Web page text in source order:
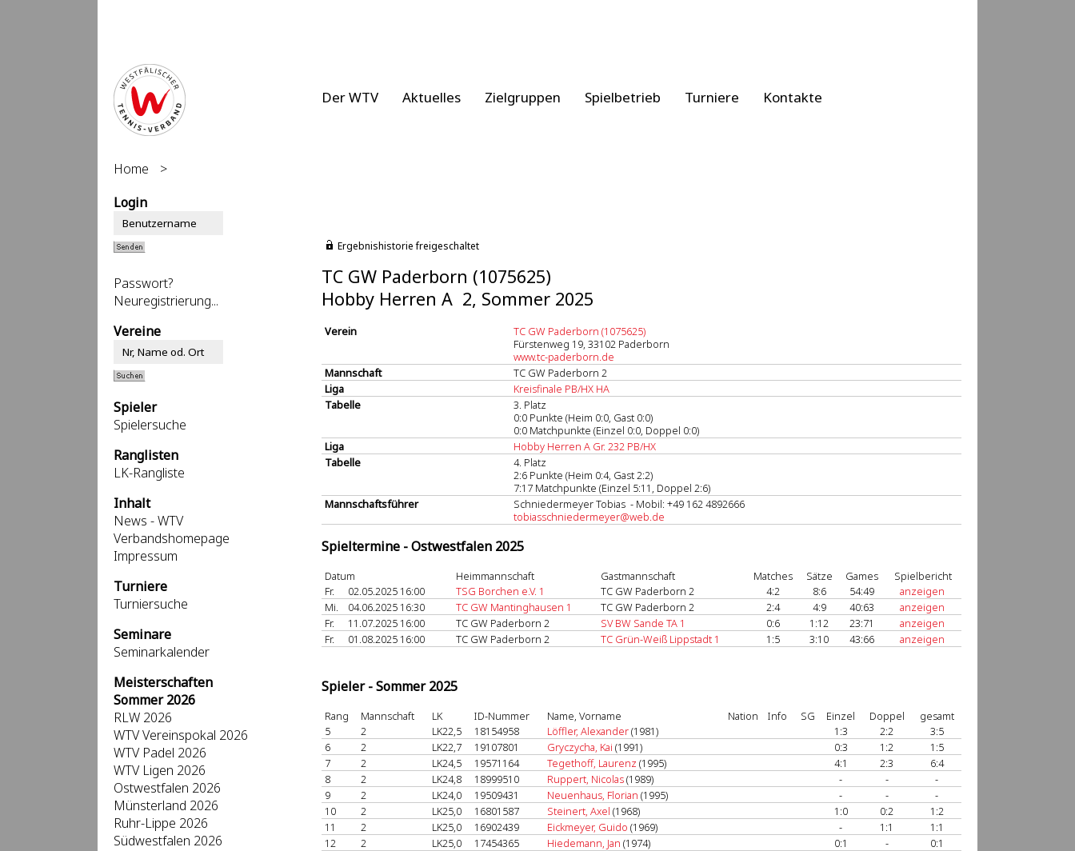
Der WTV Aktuelles Zielgruppen Spielbetrieb Turniere Kontakte
Home
>
Login
Passwort?
Neuregistrierung...
Vereine
Spieler
Spielersuche
Ranglisten
LK-Rangliste
Inhalt
News - WTV
Verbandshomepage
Impressum
Turniere
Turniersuche
Seminare
Seminarkalender
Meisterschaften
Sommer 2026
RLW 2026
WTV Vereinspokal 2026
WTV Padel 2026
WTV Ligen 2026
Ostwestfalen 2026
Münsterland 2026
Ruhr-Lippe 2026
Südwestfalen 2026
Ergebnishistorie freigeschaltet
TC GW Paderborn (1075625)
Hobby Herren A 2, Sommer 2025
Verein
TC GW Paderborn (1075625)
Fürstenweg 19, 33102 Paderborn
www.tc-paderborn.de
Mannschaft
TC GW Paderborn 2
Liga
Kreisfinale PB/HX HA
Tabelle
3. Platz
0:0 Punkte (Heim 0:0, Gast 0:0)
0:0 Matchpunkte (Einzel 0:0, Doppel 0:0)
Liga
Hobby Herren A Gr. 232 PB/HX
Tabelle
4. Platz
2:6 Punkte (Heim 0:4, Gast 2:2)
7:17 Matchpunkte (Einzel 5:11, Doppel 2:6)
Mannschaftsführer
Schniedermeyer Tobias - Mobil: ‭+49 162 4892666‬
tobiasschniedermeyer@web.de
Spieltermine - Ostwestfalen 2025
Datum Heimmannschaft Gastmannschaft Matches Sätze Games
Spielbericht
Fr.
02.05.2025 16:00 TSG Borchen e.V. 1 TC GW Paderborn 2 4:2 8:6 54:49
anzeigen
Mi.
04.06.2025 16:30 TC GW Mantinghausen 1 TC GW Paderborn 2 2:4 4:9 40:63
anzeigen
Fr.
11.07.2025 16:00 TC GW Paderborn 2 SV BW Sande TA 1 0:6 1:12 23:71
anzeigen
Fr.
01.08.2025 16:00 TC GW Paderborn 2 TC Grün-Weiß Lippstadt 1 1:5 3:10 43:66 anzeigen
Spieler - Sommer 2025
Rang Mannschaft LK ID-Nummer Name, Vorname Nation Info SG Einzel Doppel
gesamt
5
2 LK22,5 18154958 Löffler, Alexander(1981) 1:3 2:2
3:5
6
2 LK22,7 19107801 Gryczycha, Kai (1991) 0:3 1:2
1:5
7
2 LK24,5 19571164 Tegethoff, Laurenz (1995) 4:1 2:3
6:4
8
2 LK24,8 18999510 Ruppert, Nicolas(1989) - -
-
9
2 LK24,0 19509431 Neuenhaus, Florian (1995) - -
-
10
2 LK25,0 16801587 Steinert, Axel (1968) 1:0 0:2
1:2
11
2 LK25,0 16902439 Eickmeyer, Guido (1969) - 1:1
1:1
12
2 LK25,0 17454365 Hiedemann, Jan (1974) 0:1 -
0:1